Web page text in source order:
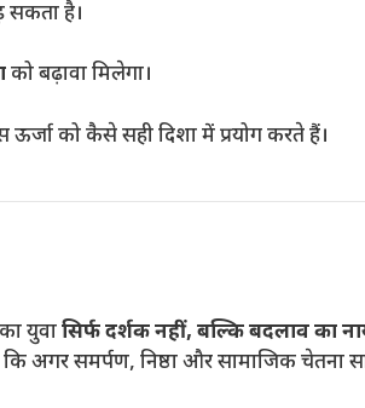
सकता है।
को बढ़ावा मिलेगा।
ऊर्जा को कैसे सही दिशा में प्रयोग करते हैं।
युवासिर्फ दर्शक नहीं, बल्कि बदलाव का
अगर समर्पण, निष्ठा और सामाजिक चेतना